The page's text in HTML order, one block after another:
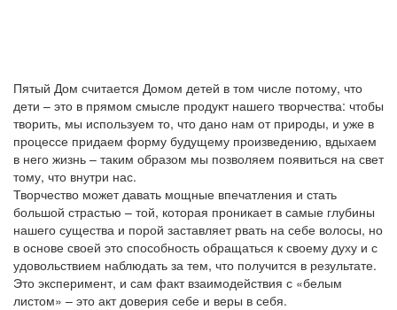
Пятый Дом считается Домом детей в том числе потому, что
дети – это в прямом смысле продукт нашего творчества: чтобы
творить, мы используем то, что дано нам от природы, и уже в
процессе придаем форму будущему произведению, вдыхаем
в него жизнь – таким образом мы позволяем появиться на свет
тому, что внутри нас.
Творчество может давать мощные впечатления и стать
большой страстью – той, которая проникает в самые глубины
нашего существа и порой заставляет рвать на себе волосы, но
в основе своей это способность обращаться к своему духу и с
удовольствием наблюдать за тем, что получится в результате.
Это эксперимент, и сам факт взаимодействия с «белым
листом» – это акт доверия себе и веры в себя.